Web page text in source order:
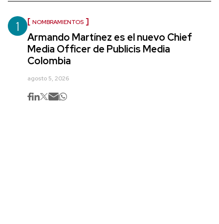
1 NOMBRAMIENTOS
Armando Martínez es el nuevo Chief
Media Officer de Publicis Media
Colombia
agosto 5, 2026